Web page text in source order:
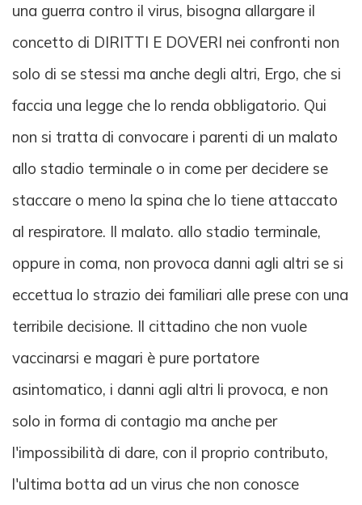
una guerra contro il virus, bisogna allargare il
concetto di DIRITTI E DOVERI nei confronti non
solo di se stessi ma anche degli altri, Ergo, che si
faccia una legge che lo renda obbligatorio. Qui
non si tratta di convocare i parenti di un malato
allo stadio terminale o in come per decidere se
staccare o meno la spina che lo tiene attaccato
al respiratore. Il malato. allo stadio terminale,
oppure in coma, non provoca danni agli altri se si
eccettua lo strazio dei familiari alle prese con una
terribile decisione. Il cittadino che non vuole
vaccinarsi e magari è pure portatore
asintomatico, i danni agli altri li provoca, e non
solo in forma di contagio ma anche per
l'impossibilità di dare, con il proprio contributo,
l'ultima botta ad un virus che non conosce